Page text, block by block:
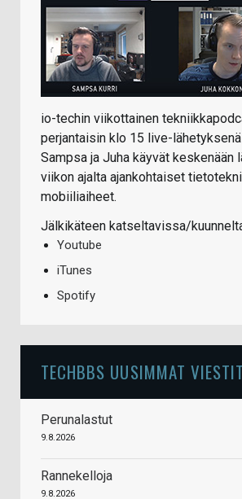
io-techin viikottainen
perjantaisin klo 15 live-lähetyksenä
Sampsa ja Juha käyvät keskenään
viikon ajalta ajankohtaiset
mobiiliaiheet.
Jälkikäteen katseltavissa/
Youtube
iTunes
Spotify
TECHBBS UUSIMMAT VIESTIT
Perunalastut
9.8.2026
Rannekelloja
9.8.2026